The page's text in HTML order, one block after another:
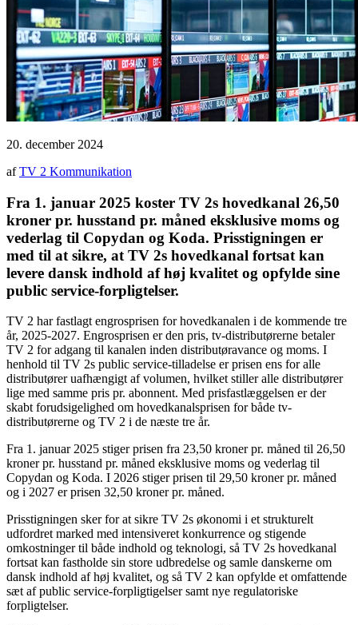
20. december 2024
afTV 2 Kommunikation
Fra 1. januar 2025 koster TV 2s hovedkanal 26,50
kroner pr. husstand pr. måned eksklusive moms og
vederlag til Copydan og Koda. Prisstigningen er
med til at sikre, at TV 2s hovedkanal fortsat kan
levere dansk indhold af høj kvalitet og opfylde sine
public service-forpligtelser.
TV 2 har fastlagt engrosprisen for hovedkanalen i de kommende tre
år, 2025-2027. Engrosprisen er den pris, tv-distributørerne betaler
TV 2 for adgang til kanalen inden distributøravance og moms. I
henhold til TV 2s public service-tilladelse er prisen ens for alle
distributører uafhængigt af volumen, hvilket stiller alle distributører
lige med samme pris pr. abonnent. Med prisfastlæggelsen er der
skabt forudsigelighed om hovedkanalsprisen for både tv-
distributørerne og TV 2 i de næste tre år.
Fra 1. januar 2025 stiger prisen fra 23,50 kroner pr. måned til 26,50
kroner pr. husstand pr. måned eksklusive moms og vederlag til
Copydan og Koda. I 2026 stiger prisen til 29,50 kroner pr. måned
og i 2027 er prisen 32,50 kroner pr. måned.
Prisstigningen sker for at sikre TV 2s økonomi i et strukturelt
udfordret marked med intensiveret konkurrence og stigende
omkostninger til både indhold og teknologi, så TV 2s hovedkanal
fortsat kan fastholde sin store udbredelse og samle danskerne om
dansk indhold af høj kvalitet, og så TV 2 kan opfylde et omfattende
sæt af public service-forpligtigelser samt nye regulatoriske
forpligtelser.